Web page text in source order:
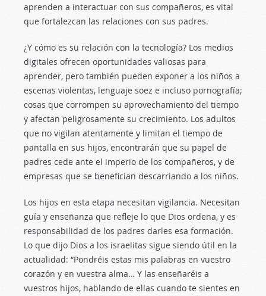
aprenden a interactuar con sus compañeros, es vital
que fortalezcan las relaciones con sus padres.
¿Y cómo es su relación con la tecnología? Los medios
digitales ofrecen oportunidades valiosas para
aprender, pero también pueden exponer a los niños a
escenas violentas, lenguaje soez e incluso pornografía;
cosas que corrompen su aprovechamiento del tiempo
y afectan peligrosamente su crecimiento. Los adultos
que no vigilan atentamente y limitan el tiempo de
pantalla en sus hijos, encontrarán que su papel de
padres cede ante el imperio de los compañeros, y de
empresas que se benefician descarriando a los niños.
Los hijos en esta etapa necesitan vigilancia. Necesitan
guía y enseñanza que refleje lo que Dios ordena, y es
responsabilidad de los padres darles esa formación.
Lo que dijo Dios a los israelitas sigue siendo útil en la
actualidad: “Pondréis estas mis palabras en vuestro
corazón y en vuestra alma… Y las enseñaréis a
vuestros hijos, hablando de ellas cuando te sientes en